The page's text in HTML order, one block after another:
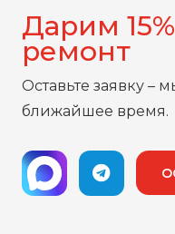
Дарим
ремонт
Оставьте заявку –
ближайшее время.